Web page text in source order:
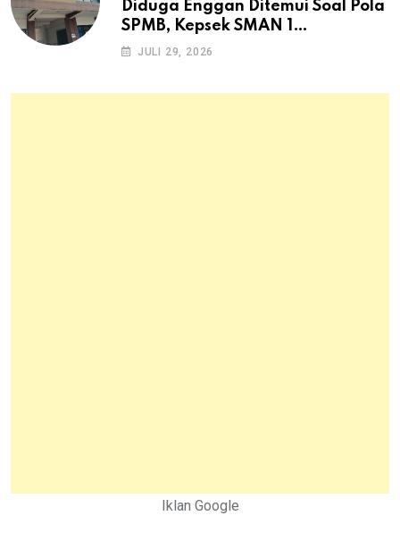
Diduga Enggan Ditemui Soal Pola
SPMB, Kepsek SMAN 1
Dayeuhkolot Dikeluhkan Orang
JULI 29, 2026
Iklan Google